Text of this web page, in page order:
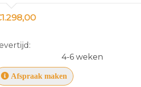
4-6 weken
Afspraak maken